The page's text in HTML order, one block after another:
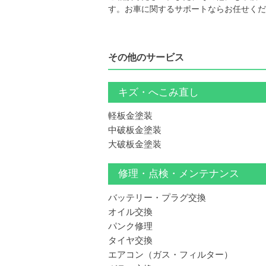
す。お車に関するサポートならお任せく
その他のサービス
キズ・へこみ直し
軽板金塗装
中破板金塗装
大破板金塗装
修理・点検・メンテナンス
バッテリー・プラグ交換
オイル交換
パンク修理
タイヤ交換
エアコン（ガス・フィルター）